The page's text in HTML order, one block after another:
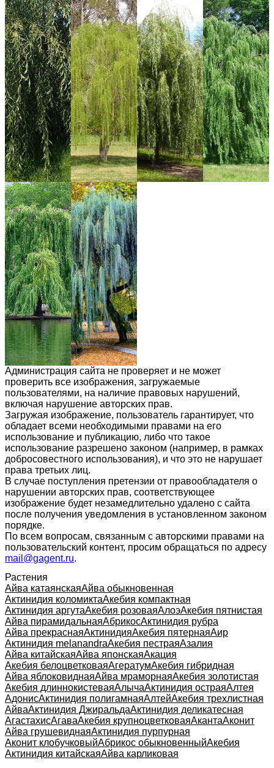
Администрация сайта не проверяет и не может
проверить все изображения, загружаемые
пользователями, на наличие правовых нарушений,
включая нарушение авторских прав.
Загружая изображение, пользователь гарантирует, что
обладает всеми необходимыми правами на его
использование и публикацию, либо что такое
использование разрешено законом (например, в рамках
добросовестного использования), и что это не нарушает
права третьих лиц.
В случае поступления претензии от правообладателя о
нарушении авторских прав, соответствующее
изображение будет незамедлительно удалено с сайта
после получения уведомления в установленном законом
порядке.
По всем вопросам, связанным с авторскими правами на
пользовательский контент, просим обращаться по адресу
mail@gagent.ru.
Растения
Айва катаянскаяАйва обыкновенная
Актинидия коломиктаАкебия компактная
Актинидия аргутаАкебия розоваяАлоэАкебия пятнистая
Айва пирамидальнаяАбрикосАктинидия рубра
Айва прекраснаяАктинидияАкебия пятернаяАир
Актинидия melanandraАкебия пестраяАзалия
Айва китайскаяАйва японскаяАкация
Акебия белоцветковаяАгератумАкебия гибридная
Айва яблоковиднаяАйва мраморнаяАкебия золотистая
Акебия длиннокистеваяАлычаАктинидия остраяАлтея
АдонисАктинидия полигамнаяАлтейАкебия трехлистная
АйваАктинидия ДжиральдаАктинидия деликатесная
АгастахисАгаваАкебия крупноцветковаяАкантаАконит
Айва грушевиднаяАктинидия пурпурная
Аконит клобучковыйАбрикос обыкновенныйАкебия
Актинидия китайскаяАйва карликовая